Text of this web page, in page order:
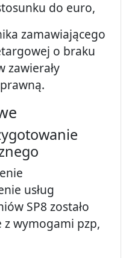
do euro,
zamawiającego
o braku
zawierały
usług
SP8 zostało
wymogami pzp,